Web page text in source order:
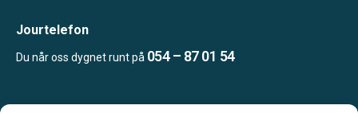
Jourtelefon
Du når oss dygnet runt på 054 – 87 01 54